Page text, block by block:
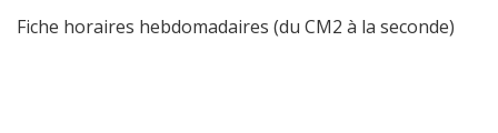
Fiche horaires hebdomadaires (du CM2 à la seconde)